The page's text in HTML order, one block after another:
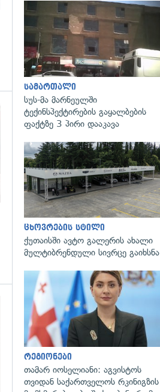
გადახედვა
გადახედვა
სამართალი
სუს-მა მარნეულში
ტექინსპექტირების გაყალბების
ფაქტზე 3 პირი დააკავა
ცხოვრების სტილი
ქუთაისში ავტო გალერის ახალი
მულტიბრენდული სივრცე გაიხსნა
რეგიონები
თამარ იოსელიანი: აგვისტოს
თვიდან საქართველოს რკინიგზის